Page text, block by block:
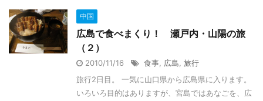
中国
広島で食べまくり！ 瀬戸内・山陽の旅
（２）
2010/11/16 食事 広島 旅行
旅行2日目。 一気に山口県から広島県に入ります。
いろいろ目的はありますが、宮島ではあなごを、広